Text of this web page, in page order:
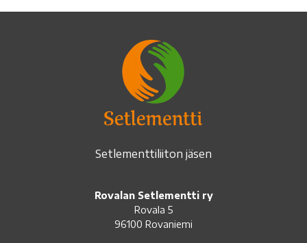
Setlementtiliiton jäsen
Rovalan Setlementti ry
Rovala 5
96100 Rovaniemi